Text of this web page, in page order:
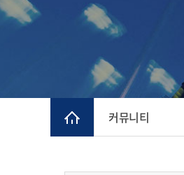
커뮤니티